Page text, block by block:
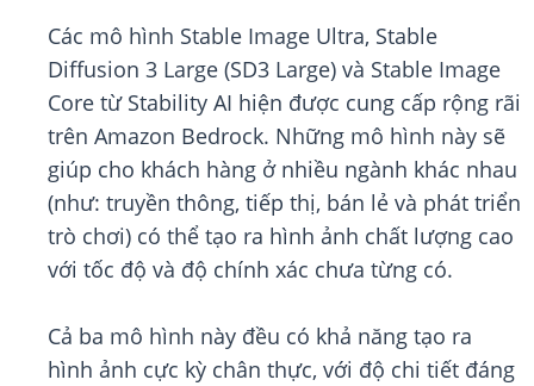
Các mô hình Stable Image Ultra, Stable
Diffusion 3 Large (SD3 Large) và Stable Image
Core từ Stability AI hiện được cung cấp rộng rãi
trên Amazon Bedrock. Những mô hình này sẽ
giúp cho khách hàng ở nhiều ngành khác nhau
(như: truyền thông, tiếp thị, bán lẻ và phát triển
trò chơi) có thể tạo ra hình ảnh chất lượng cao
với tốc độ và độ chính xác chưa từng có.
Cả ba mô hình này đều có khả năng tạo ra
hình ảnh cực kỳ chân thực, với độ chi tiết đáng